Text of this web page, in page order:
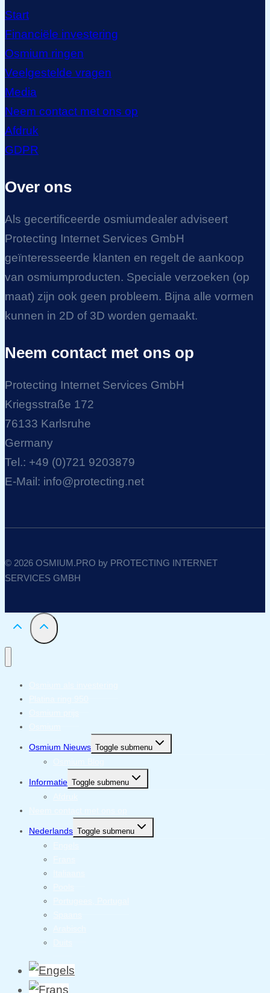
Start
Financiële investering
Osmium ringen
Veelgestelde vragen
Media
Neem contact met ons op
Afdruk
GDPR
Over ons
Als gecertificeerde osmiumdealer adviseert
Protecting Internet Services GmbH
geïnteresseerde klanten en regelt de aankoop
van osmiumproducten. Speciale verzoeken (op
maat) zijn ook geen probleem. Bijna alle vormen
kunnen in 2D of 3D worden gemaakt.
Neem contact met ons op
Protecting Internet Services GmbH
Kriegsstraße 172
76133 Karlsruhe
Germany
Tel.: +49 (0)721 9203879
E-Mail: info@protecting.net
© 2026 OSMIUM.PRO by PROTECTING INTERNET
SERVICES GMBH
Osmium Nieuws Toggle submenu
Informatie Toggle submenu
Nederlands Toggle submenu